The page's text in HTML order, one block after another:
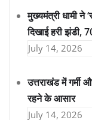
मुख्यमंत्री धामी ने
दिखाई हरी झंडी,
July 14, 2026
उत्तराखंड में
रहने के आसार
July 14, 2026